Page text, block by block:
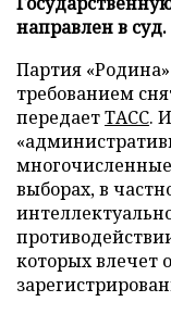
направлен в суд.
Партия
требованием
передаетТАСС.
выборах, в
которых влечет